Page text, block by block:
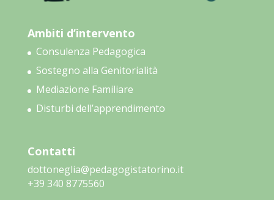
Ambiti d’intervento
Consulenza Pedagogica
Sostegno alla Genitorialità
Mediazione Familiare
Disturbi dell’apprendimento
Contatti
dottoneglia@pedagogistatorino.it
‭+39 340 8775560‬